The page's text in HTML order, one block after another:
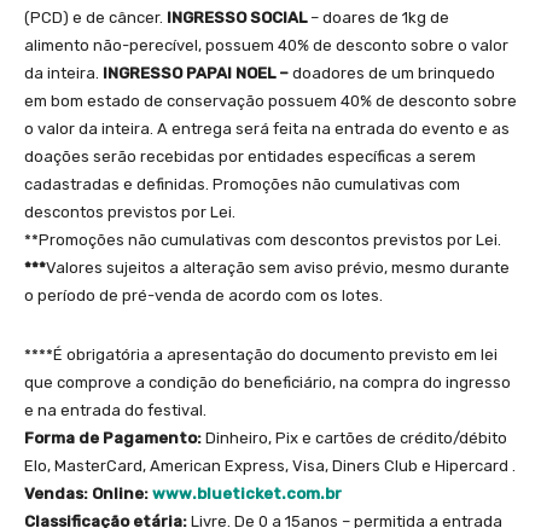
(PCD) e de câncer. INGRESSO SOCIAL– doares de 1kg de
alimento não-perecível, possuem 40% de desconto sobre o valor
da inteira. INGRESSO PAPAI NOEL – doadores de um brinquedo
em bom estado de conservação possuem 40% de desconto sobre
o valor da inteira. A entrega será feita na entrada do evento e as
doações serão recebidas por entidades específicas a serem
cadastradas e definidas. Promoções não cumulativas com
descontos previstos por Lei.
**Promoções não cumulativas com descontos previstos por Lei.
***Valores sujeitos a alteração sem aviso prévio, mesmo durante
o período de pré-venda de acordo com os lotes.
****É obrigatória a apresentação do documento previsto em lei
que comprove a condição do beneficiário, na compra do ingresso
e na entrada do festival.
Forma de Pagamento: Dinheiro, Pix e cartões de crédito/débito
Elo, MasterCard, American Express, Visa, Diners Club e Hipercard .
Vendas: Online: www.blueticket.com.br
Classificação etária: Livre. De 0 a 15anos – permitida a entrada